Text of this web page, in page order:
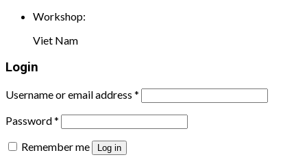
Workshop:
Viet Nam
Login
Username or email address *
Password*
Remember me
Log in